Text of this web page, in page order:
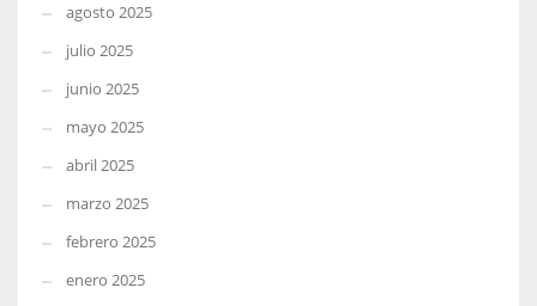
agosto 2025
julio 2025
junio 2025
mayo 2025
abril 2025
marzo 2025
febrero 2025
enero 2025